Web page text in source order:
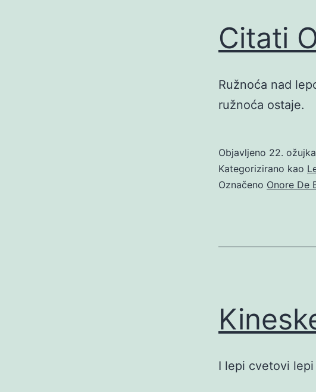
Citati
Ružnoća nad
ružnoća ostaje.
Objavljeno 22.
Kategorizirano kao
Označeno Onore De
I lepi cvetovi